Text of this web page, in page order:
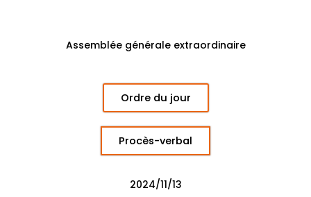
Assemblée générale extraordinaire
Ordre du jour
Procès-verbal
2024/11/13